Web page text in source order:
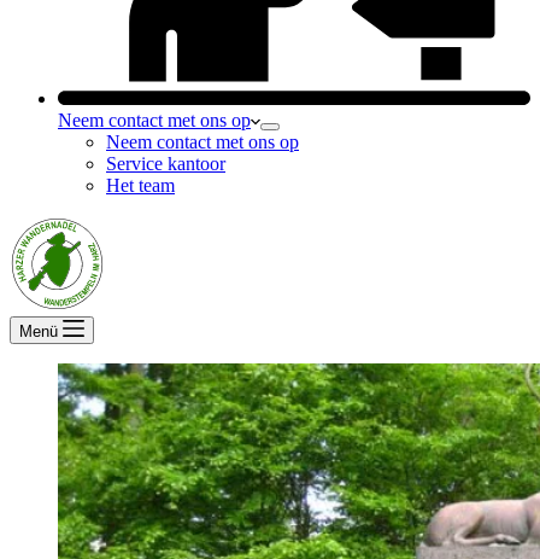
Neem contact met ons op
Neem contact met ons op
Service kantoor
Het team
Menü